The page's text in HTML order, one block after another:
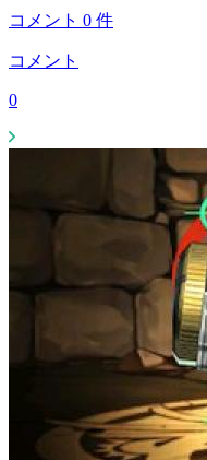
コメント 0 件
コメント
0